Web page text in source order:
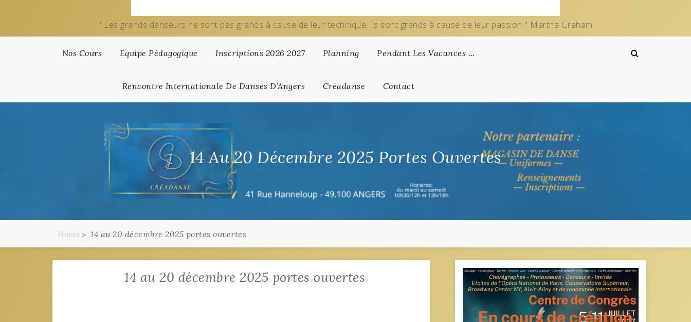
" Les grands danseurs ne sont pas grands à cause de leur technique, ils sont grands à cause de leur passion " Martha Graham
Nos Cours Equipe Pédagogique Inscriptions 2026 2027 Planning Pendant Les Vacances …
Rencontre Internationale De Danses D’Angers Créadanse Contact
14 Au 20 Décembre 2025 Portes Ouvertes
Home 14 au 20 décembre 2025 portes ouvertes
14 au 20 décembre 2025 portes ouvertes